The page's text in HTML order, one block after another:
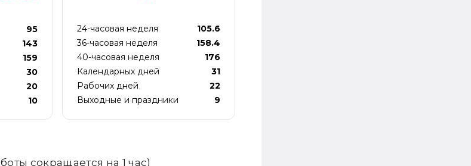
95
143
159
30
20
10
24-часовая неделя
105.6
36-часовая неделя
158.4
40-часовая неделя
176
Календарных дней
31
Рабочих дней
22
Выходные и праздники
9
сокращается на 1 час)